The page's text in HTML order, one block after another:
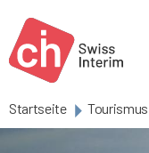
Startseite Tourismus